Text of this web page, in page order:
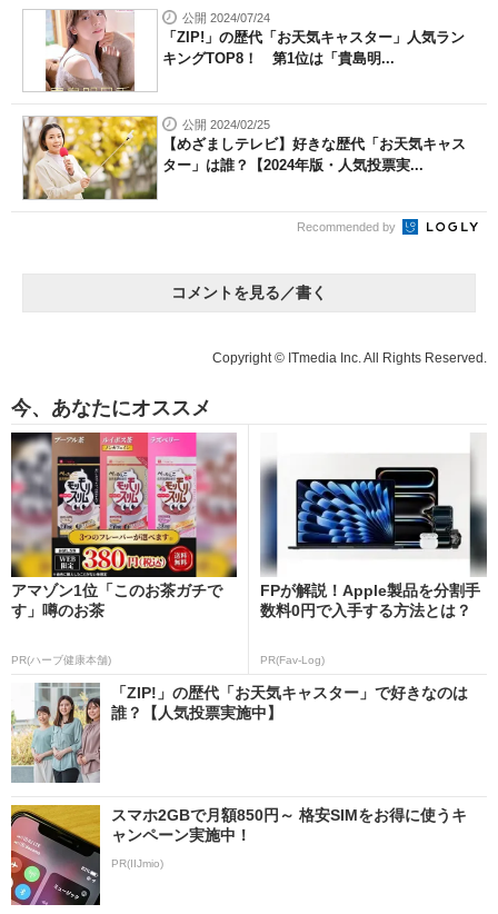
公開 2024/07/24
「ZIP!」の歴代「お天気キャスター」人気ラン
キングTOP8！ 第1位は「貴島明...
公開 2024/02/25
【めざましテレビ】好きな歴代「お天気キャス
ター」は誰？【2024年版・人気投票実...
Recommended by
コメントを見る／書く
Copyright © ITmedia Inc. All Rights Reserved.
今、あなたにオススメ
アマゾン1位「このお茶ガチで
す」噂のお茶
PR(ハーブ健康本舗)
FPが解説！Apple製品を分割手
数料0円で入手する方法とは？
PR(Fav-Log)
「ZIP!」の歴代「お天気キャスター」で好きなのは
誰？【人気投票実施中】
スマホ2GBで月額850円～ 格安SIMをお得に使うキ
ャンペーン実施中！
PR(IIJmio)